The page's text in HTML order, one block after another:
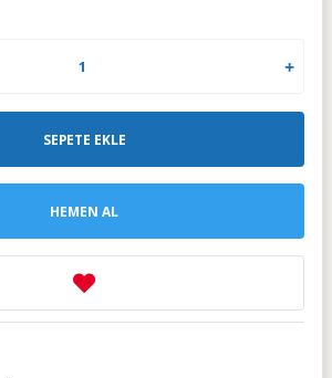
SEPETE EKLE
HEMEN AL